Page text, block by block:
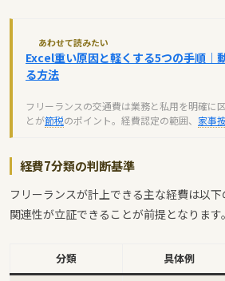
あわせて読みたい
Excel重い原因と軽くする5つの手順｜
る方法
フリーランスの交通費は業務と私用を明確に
とが節税のポイント。経費認定の範囲、 家事
経費7分類の判断基準
フリーランスが計上できる主な経費は以
関連性が立証できることが前提となります。
分類 具体例